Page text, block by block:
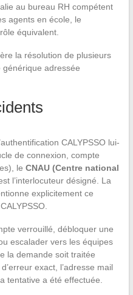
au bureau RH compétent
agents en école, le
équivalent.
la résolution de plusieurs
adressée
CALYPSSO lui-
de connexion, compte
le CNAU (Centre national
l’interlocuteur désigné. La
explicitement ce
verrouillé, débloquer une
escalader vers les équipes
la demande soit traitée
exact, l’adresse mail
tentative a été effectuée.